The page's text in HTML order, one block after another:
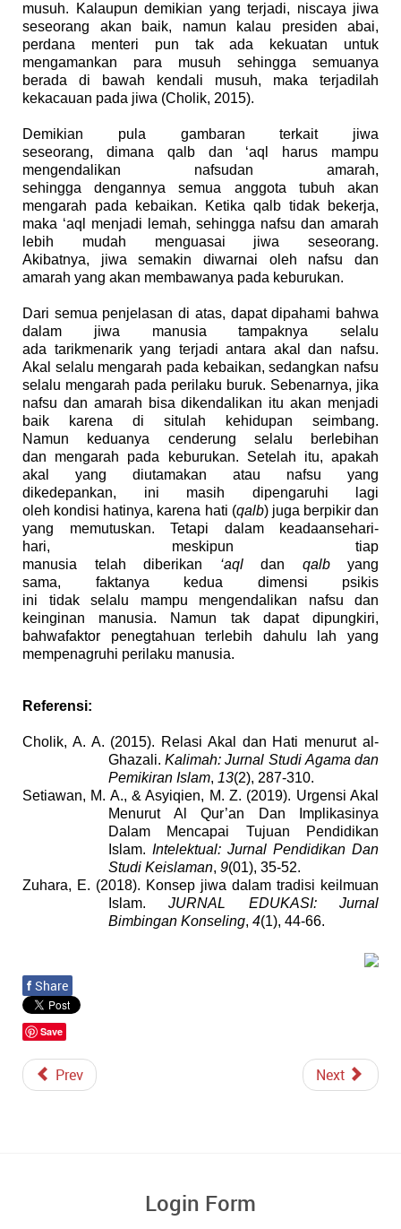
musuh.
Kalaupun demikian yang terjadi, niscaya jiwa
seseorang akan baik, namun kalau presiden abai,
perdana menteri
pun tak ada kekuatan untuk
mengamankan para musuh sehingga semuanya
berada di bawah kendali musuh, maka terjadilah
kekacauan pada jiwa (Cholik, 2015).
Demikian pula gambaran terkaitjiwa
seseorang, dimana qalb dan ‘aql harus mampu
mengendalikan nafsudan amarah,
sehinggadengannyasemua anggota tubuh akan
mengarah pada kebaikan. Ketika qalb tidak bekerja,
maka ‘aql menjadi lemah, sehingga nafsu dan amarah
lebih mudah menguasai jiwa seseorang.
Akibatnya, jiwasemakindiwarnai oleh nafsu dan
amarah yang akan membawanya pada keburukan.
Dari semua penjelasan di atas, dapat dipahami bahwa
dalam jiwa manusiatampaknya selalu
ada tarikmenarikyang terjadiantara akal dan nafsu.
Akal selalu mengarah pada kebaikan, sedangkan nafsu
selalu mengarah pada perilaku buruk. Sebenarnya, jika
nafsu dan amarah bisa dikendalikan itu akan menjadi
baik karena di situlah
kehidupan seimbang.
Namun
keduanya cenderung selalu
berlebihan
dan mengarah pada keburukan. Setelah itu, apakah
akal yang diutamakan atau nafsu yang
dikedepankan, ini masih dipengaruhi lagi
oleh kondisi hatinya, karena hati (qalb) juga berpikir dan
yang memutuskan. Tetapi dalam keadaansehari-
hari, meskipun tiap
manusia telah diberikan ‘aqldan qalbyang
sama, faktanya kedua dimensi psikis
ini tidak selalu mampu mengendalikan nafsu dan
keinginan manusia. Namun tak dapat dipungkiri,
bahwafaktor penegtahuan terlebih dahulu lah yang
mempenagruhi perilaku manusia.
Referensi:
Cholik, A. A. (2015). Relasi Akal dan Hati menurut al-
Ghazali.Kalimah: Jurnal Studi Agama dan
Pemikiran Islam, 13(2), 287-310.
Setiawan, M. A., & Asyiqien, M. Z. (2019). Urgensi Akal
Menurut Al Qur’an Dan Implikasinya
Dalam Mencapai Tujuan Pendidikan
Islam. Intelektual: Jurnal Pendidikan Dan
Studi Keislaman, 9(01), 35-52.
Zuhara, E. (2018). Konsep jiwa dalam tradisi keilmuan
Islam.JURNAL EDUKASI: Jurnal
Bimbingan Konseling, 4(1), 44-66.
f Share
Save
Prev Next
Login Form